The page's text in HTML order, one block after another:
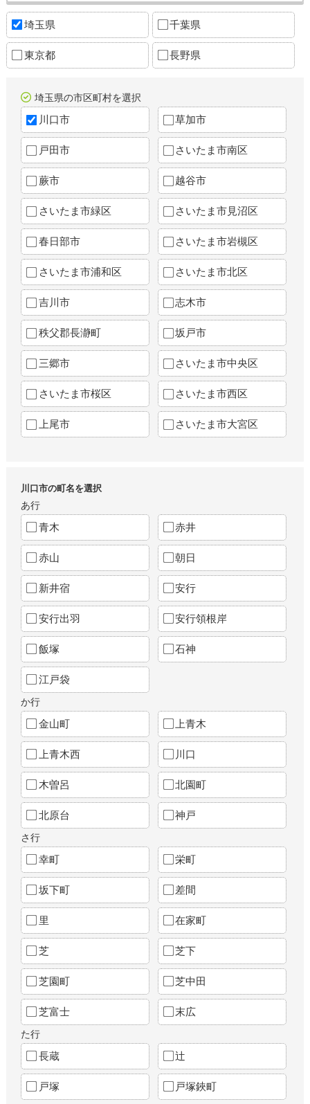
埼玉県 千葉県
東京都 長野県
埼玉県の市区町村を選択
川口市 草加市
戸田市 さいたま市南区
蕨市 越谷市
さいたま市緑区 さいたま市見沼区
春日部市 さいたま市岩槻区
さいたま市浦和区 さいたま市北区
吉川市 志木市
秩父郡長瀞町 坂戸市
三郷市 さいたま市中央区
さいたま市桜区 さいたま市西区
上尾市 さいたま市大宮区
川口市の町名を選択
あ行
青木 赤井
赤山 朝日
新井宿 安行
安行出羽 安行領根岸
飯塚 石神
江戸袋
か行
金山町 上青木
上青木西 川口
木曽呂 北園町
北原台 神戸
さ行
幸町 栄町
坂下町 差間
里 在家町
芝 芝下
芝園町 芝中田
芝富士 末広
た行
長蔵 辻
戸塚 戸塚鋏町